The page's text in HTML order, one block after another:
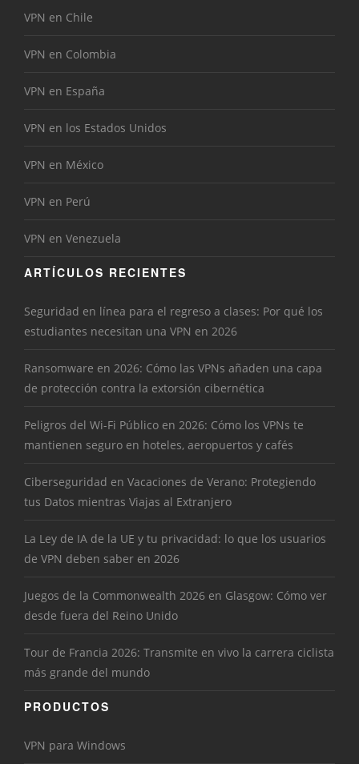
VPN en Chile
VPN en Colombia
VPN en España
VPN en los Estados Unidos
VPN en México
VPN en Perú
VPN en Venezuela
ARTÍCULOS RECIENTES
Seguridad en línea para el regreso a clases: Por qué los
estudiantes necesitan una VPN en 2026
Ransomware en 2026: Cómo las VPNs añaden una capa
de protección contra la extorsión cibernética
Peligros del Wi-Fi Público en 2026: Cómo los VPNs te
mantienen seguro en hoteles, aeropuertos y cafés
Ciberseguridad en Vacaciones de Verano: Protegiendo
tus Datos mientras Viajas al Extranjero
La Ley de IA de la UE y tu privacidad: lo que los usuarios
de VPN deben saber en 2026
Juegos de la Commonwealth 2026 en Glasgow: Cómo ver
desde fuera del Reino Unido
Tour de Francia 2026: Transmite en vivo la carrera ciclista
más grande del mundo
PRODUCTOS
VPN para Windows